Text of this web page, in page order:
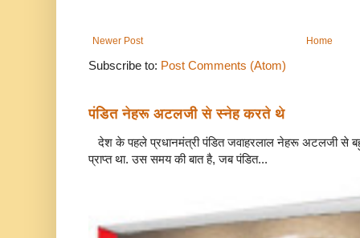
Newer Post Home
Subscribe to: Post Comments (Atom)
पंडित नेहरू अटलजी से स्नेह करते थे
देश के पहले प्रधानमंत्री पंडित जवाहरलाल नेहरू अटलजी से
प्राप्त था. उस समय की बात है, जब पंडित...